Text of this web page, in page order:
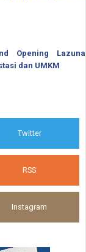
Opening Lazuna
dan UMKM
Twitter
RSS
Instagram